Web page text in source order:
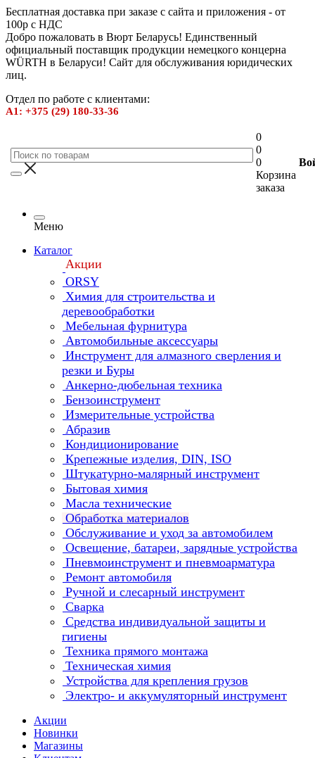
Бесплатная доставка при заказе с сайта и приложения - от
100р с НДС
Добро пожаловать в Вюрт Беларусь! Единственный
официальный поставщик продукции немецкого концерна
WÜRTH в Беларуси! Сайт для обслуживания юридических
лиц.
Отдел по работе с клиентами:
А1: +375 (29) 180-33-36
0
0
0
Корзина
заказа
Меню
Каталог
Акции
ORSY
Химия для строительства и
деревообработки
Мебельная фурнитура
Автомобильные аксессуары
Инструмент для алмазного сверления и
резки и Буры
Анкерно-дюбельная техника
Бензоинструмент
Измерительные устройства
Абразив
Кондиционирование
Крепежные изделия, DIN, ISO
Штукатурно-малярный инструмент
Бытовая химия
Масла технические
Обработка материалов
Обслуживание и уход за автомобилем
Освещение, батареи, зарядные устройства
Пневмоинструмент и пневмоарматура
Ремонт автомобиля
Ручной и слесарный инструмент
Сварка
Средства индивидуальной защиты и
гигиены
Техника прямого монтажа
Техническая химия
Устройства для крепления грузов
Электро- и аккумуляторный инструмент
Акции
Новинки
Магазины